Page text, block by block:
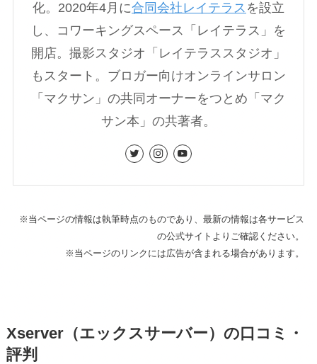
化。2020年4月に合同会社レイテラス を設立
し、コワーキングスペース「レイテラス」を
開店。撮影スタジオ「レイテラススタジオ」
もスタート。ブロガー向けオンラインサロン
「マクサン」の共同オーナーをつとめ「マク
サン本」の共著者。
※当ページの情報は執筆時点のものであり、最新の情報は各サービス
の公式サイトよりご確認ください。
※当ページのリンクには広告が含まれる場合があります。
Xserver（エックスサーバー）の口コミ・
評判